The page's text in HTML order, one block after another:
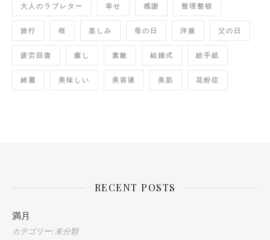
大人のラブレター 幸せ 感謝 整理整頓
旅行 桜 楽しみ 母の日 洋服 父の日
疲労回復 癒し 素敵 結婚式 絵手紙
綺麗 美味しい 美容液 美肌 花粉症
RECENT POSTS
満月
カテゴリー: 未分類